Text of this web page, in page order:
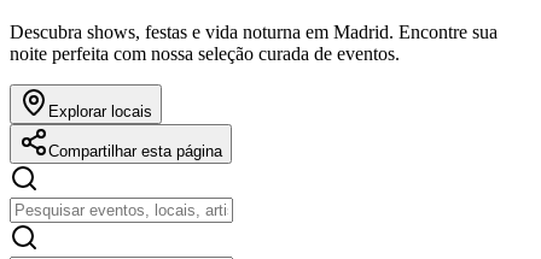
Descubra shows, festas e vida noturna em Madrid. Encontre sua
noite perfeita com nossa seleção curada de eventos.
Explorar locais
Compartilhar esta página